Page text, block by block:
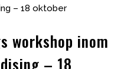
– 18 oktober
workshop inom
– 18